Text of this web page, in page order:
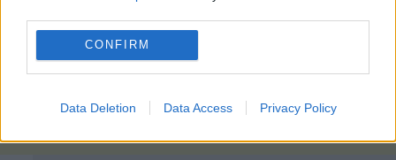
CONFIRM
Data Deletion Data Access Privacy Policy